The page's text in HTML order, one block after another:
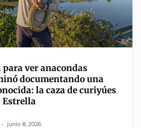
para ver anacondas
documentando una
la caza de curiyúes
Estrella
junio 8, 2026